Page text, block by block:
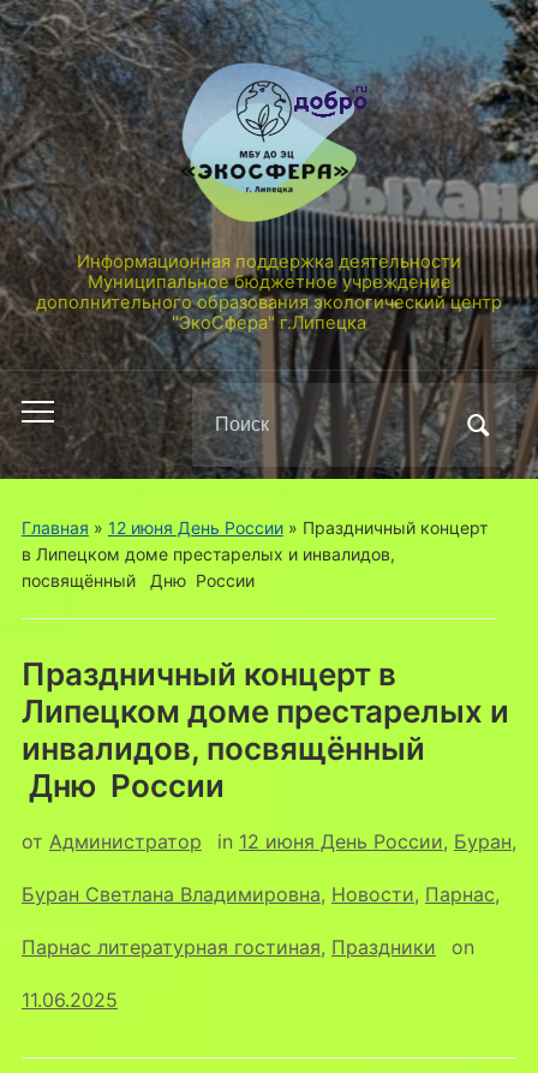
Информационная поддержка деятельности
Муниципальное бюджетное учреждение
дополнительного образования экологический центр
"ЭкоСфера" г.Липецка
Переключить
мобильное
меню
Поиск
по:
Главная » 12 июня День России» Праздничный концерт
в Липецком доме престарелых и инвалидов,
посвящённый Дню России
Праздничный концерт в
Липецком доме престарелых и
инвалидов, посвящённый
Дню России
от Администратор in 12 июня День России, Буран,
Буран Светлана Владимировна, Новости, Парнас,
Парнас литературная гостиная, Праздники on
11.06.2025